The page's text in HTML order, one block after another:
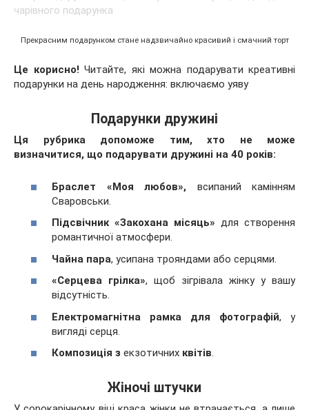
Прекрасним подарунком стане надзвичайно красивий і смачний торт
Це корисно! Читайте, які можна подарувати креативні
подарунки на день народження: включаємо уяву
Подарунки дружині
Ця рубрика допоможе тим, хто не може
визначитися, що подарувати дружині на 40 років:
Браслет «Моя любов», всипаний камінням
Сваровськи.
Підсвічник «Закохана місяць» для створення
романтичної атмосфери.
Чайна пара, усипана трояндами або серцями.
«Серцева грілка», щоб зігрівала жінку у вашу
відсутність.
Електромагнітна рамка для фотографій, у
вигляді серця.
Композиція з екзотичних квітів.
Жіночі штучки